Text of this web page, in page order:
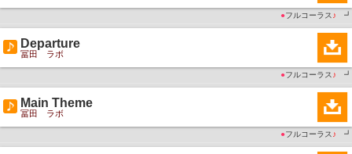
●フルコーラス ♪ ┛
Departure
冨田 ラボ
●フルコーラス ♪ ┛
Main Theme
冨田 ラボ
●フルコーラス ♪ ┛